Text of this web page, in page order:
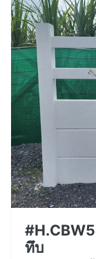
ทึบ